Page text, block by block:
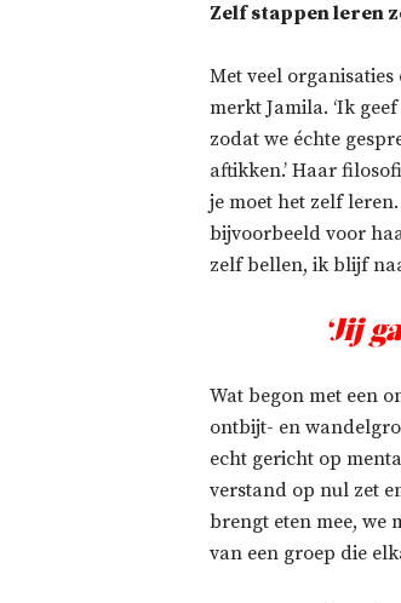
Zelf stappen leren
Met veel
merkt Jamila. ‘Ik
zodat we échte
aftikken.’ Haar
je moet het zelf
bijvoorbeeld voor
zelf bellen, ik blijf
‘Jij
Wat begon met een
ontbijt- en
echt gericht op
verstand op nul zet
brengt eten mee, we
van een groep die